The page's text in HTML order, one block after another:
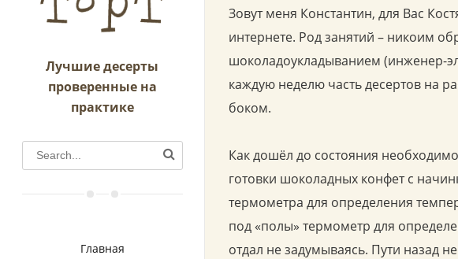
Лучшие десерты
проверенные на
практике
Главная
Зовут меня Константин, для Вас
интернете. Род занятий – никоим
шоколадоукладыванием (инженер-
каждую неделю часть десертов на
боком.
Как дошёл до состояния
готовки шоколадных конфет с
термометра для определения
под «полы» термометр для
отдал не задумываясь. Пути назад